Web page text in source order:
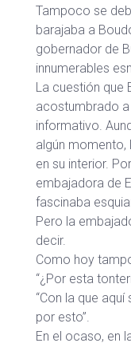
Tampoco se
barajaba a
gobernador de
innumerables
La cuestión que
acostumbrado
informativo.
algún momento,
en su interior.
embajadora de
fascinaba
Pero la
decir.
Como hoy
“¿Por esta
“Con la que
por esto”.
En el ocaso, en